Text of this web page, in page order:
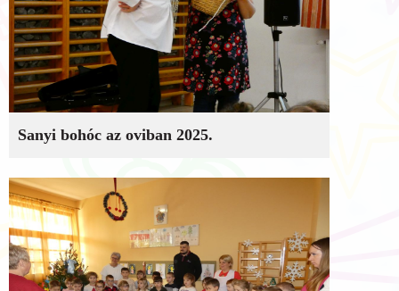
Sanyi bohóc az oviban 2025.